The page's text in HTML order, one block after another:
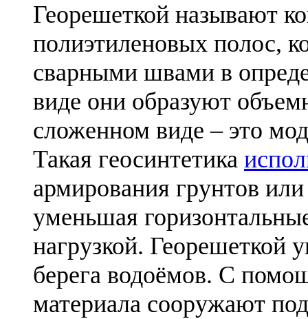
Георешеткой называют
полиэтиленовых полос,
сварными швами в
виде они образуют
сложенном виде – это
Такая геосинтетика
армирования грунтов
уменьшая
нагрузкой. Георешеткой
берега водоёмов. С
материала сооружают